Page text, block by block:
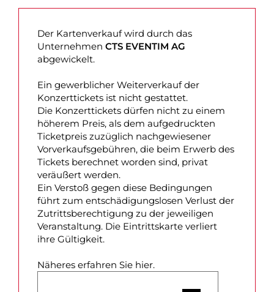
Der Kartenverkauf wird durch das
Unternehmen CTS EVENTIM AG
abgewickelt.
Ein gewerblicher Weiterverkauf der
Konzerttickets ist nicht gestattet.
Die Konzerttickets dürfen nicht zu einem
höherem Preis, als dem aufgedruckten
Ticketpreis zuzüglich nachgewiesener
Vorverkaufsgebühren, die beim Erwerb des
Tickets berechnet worden sind, privat
veräußert werden.
Ein Verstoß gegen diese Bedingungen
führt zum entschädigungslosen Verlust der
Zutrittsberechtigung zu der jeweiligen
Veranstaltung. Die Eintrittskarte verliert
ihre Gültigkeit.
Näheres erfahren Sie hier.